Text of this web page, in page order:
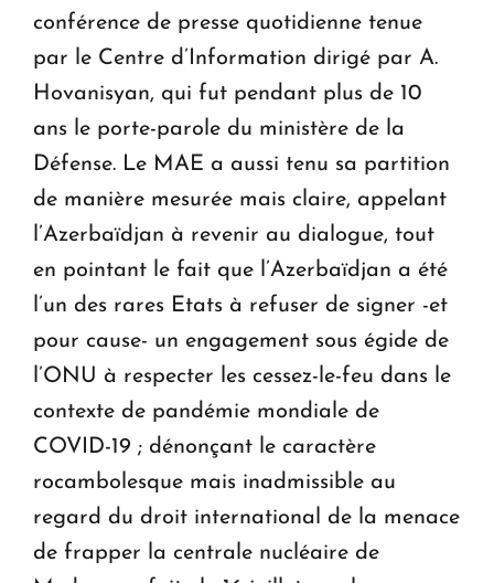
conférence de presse quotidienne tenue
par le Centre d’Information dirigé par A.
Hovanisyan, qui fut pendant plus de 10
ans le porte-parole du ministère de la
Défense. Le MAE a aussi tenu sa partition
de manière mesurée mais claire, appelant
l’Azerbaïdjan à revenir au dialogue, tout
en pointant le fait que l’Azerbaïdjan a été
l’un des rares Etats à refuser de signer -et
pour cause- un engagement sous égide de
l’ONU à respecter les cessez-le-feu dans le
contexte de pandémie mondiale de
COVID-19 ; dénonçant le caractère
rocambolesque mais inadmissible au
regard du droit international de la menace
de frapper la centrale nucléaire de